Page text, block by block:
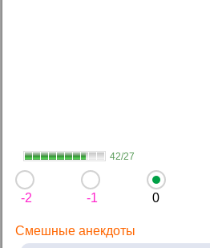
42/27
-2 -1 0
Смешные анекдоты